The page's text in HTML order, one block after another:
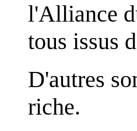
l'Alliance
tous issus
D'autres
riche.